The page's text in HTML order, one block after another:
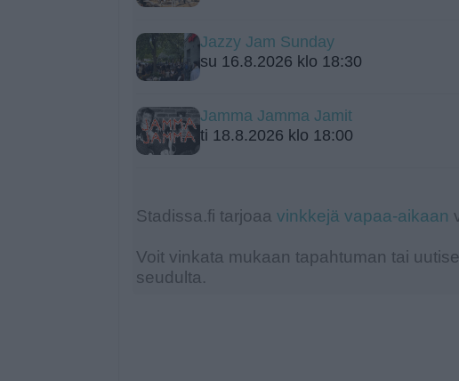
Jazzy Jam Sunday
su 16.8.2026 klo 18:30
Jamma Jamma Jamit
ti 18.8.2026 klo 18:00
Stadissa.fi tarjoaa vinkkejä vapaa-aikaan
Voit vinkata mukaan tapahtuman tai
seudulta.